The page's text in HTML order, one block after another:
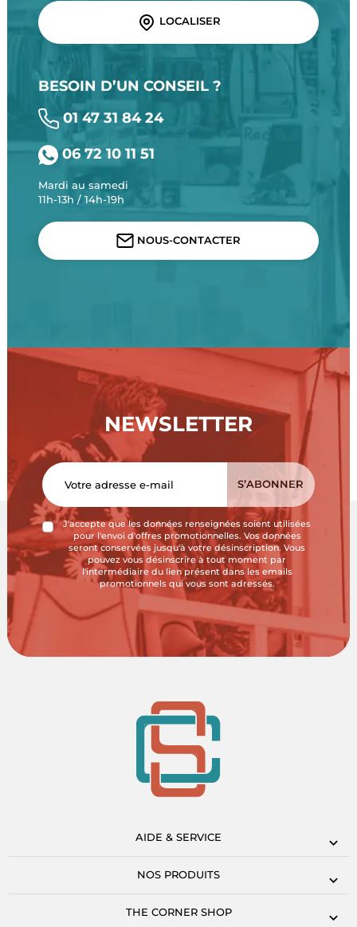
LOCALISER
BESOIN D’UN CONSEIL ?
01 47 31 84 24
06 72 10 11 51
Mardi au samedi
11h-13h / 14h-19h
NOUS-CONTACTER
NEWSLETTER
J'accepte que les données renseignées soient utilisées
pour l'envoi d'offres promotionnelles. Vos données
seront conservées jusqu'à votre désinscription. Vous
pouvez vous désinscrire à tout moment par
l'intermédiaire du lien présent dans les emails
promotionnels qui vous sont adressés.
AIDE & SERVICE
NOS PRODUITS
THE CORNER SHOP